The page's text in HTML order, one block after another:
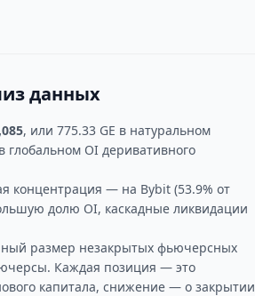
данных
, или 775.33 GE в натуральном
глобальном OI деривативного
— на Bybit (53.9% от
долю OI, каскадные ликвидации
размер незакрытых фьючерсных
Каждая позиция — это
капитала, снижение — о закрытии